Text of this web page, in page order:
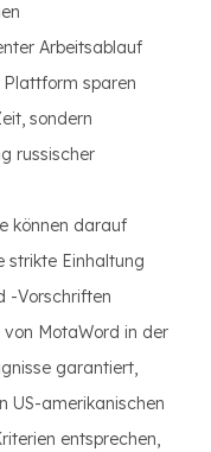
Arbeitsablauf
sparen
sondern
russischer
können darauf
strikte Einhaltung
-Vorschriften
MotaWord in der
garantiert,
US-amerikanischen
entsprechen,